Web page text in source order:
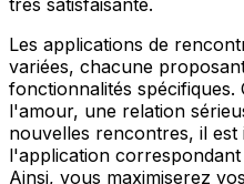
Les applications de
variées, chacune
fonctionnalités
l'amour, une relation
nouvelles rencontres, il
l'application
Ainsi, vous maximiserez